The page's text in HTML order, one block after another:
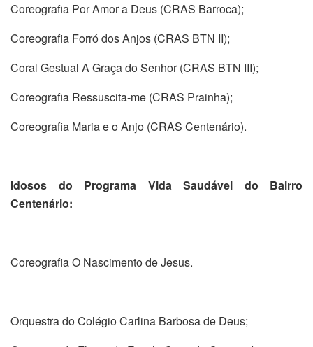
Coreografia Por Amor a Deus (CRAS Barroca);
Coreografia Forró dos Anjos (CRAS BTN II);
Coral Gestual A Graça do Senhor (CRAS BTN III);
Coreografia Ressuscita-me (CRAS Prainha);
Coreografia Maria e o Anjo (CRAS Centenário).
Idosos do Programa Vida Saudável do Bairro
Centenário:
Coreografia O Nascimento de Jesus.
Orquestra do Colégio Carlina Barbosa de Deus;